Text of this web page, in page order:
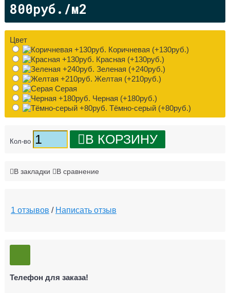
800руб./м2
Цвет
Коричневая (+130руб.)
Красная (+130руб.)
Зеленая (+240руб.)
Желтая (+210руб.)
Серая
Черная (+180руб.)
Тёмно-серый (+80руб.)
Кол-во В КОРЗИНУ
В закладки В сравнение
1 отзывов / Написать отзыв
Телефон для заказа!